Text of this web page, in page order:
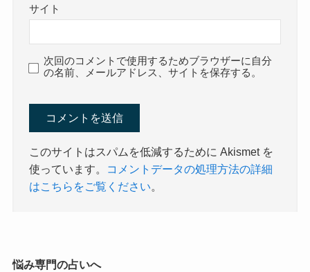
サイト
次回のコメントで使用するためブラウザーに自分
の名前、メールアドレス、サイトを保存する。
このサイトはスパムを低減するために Akismet を
使っています。
コメントデータの処理方法の詳細
はこちらをご覧ください。
悩み専門の占いへ